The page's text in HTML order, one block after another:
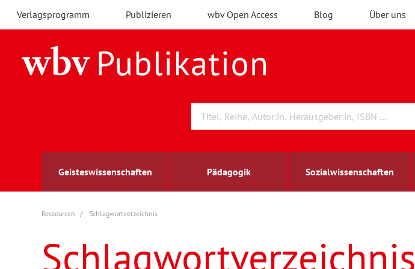
Verlagsprogramm Publizieren wbv Open Access Blog Über uns
Geisteswissenschaften Pädagogik Sozialwissenschaften
Archäologie
Berufs- und Wirtschaftspädagogik
Arbeitsmarktforschung
Außenwirtschaft
berufsbildung
Ressourcen Schlagwortverzeichnis
Schlagwortverzeichnis